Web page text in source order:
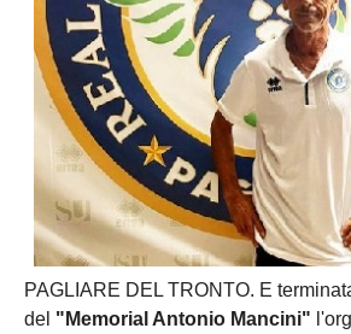
PAGLIARE DEL TRONTO. E
del "Memorial Antonio Mancini"